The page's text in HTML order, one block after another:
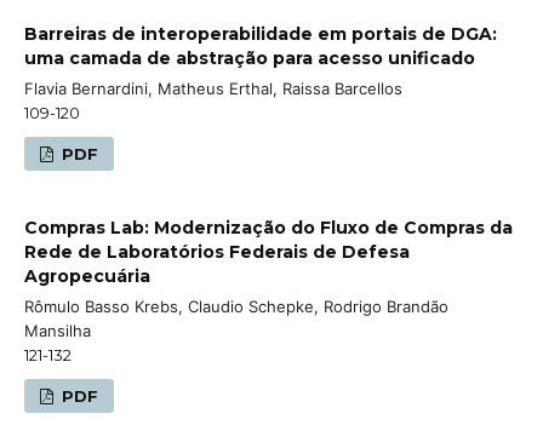
Barreiras de interoperabilidade em portais de DGA:
uma camada de abstração para acesso unificado
Flavia Bernardini, Matheus Erthal, Raissa Barcellos
109-120
PDF
Compras Lab: Modernização do Fluxo de Compras da
Rede de Laboratórios Federais de Defesa
Agropecuária
Rômulo Basso Krebs, Claudio Schepke, Rodrigo Brandão
Mansilha
121-132
PDF